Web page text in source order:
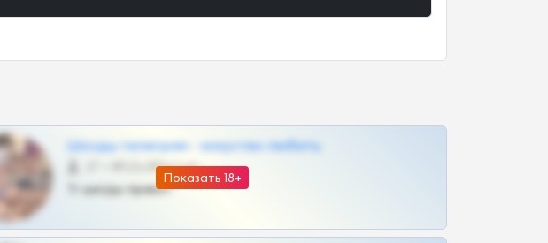
Показать 18+
Шкоды телеграм - искуство любить
@SZu3ll3sCatt_bot
Тг шкоды приват